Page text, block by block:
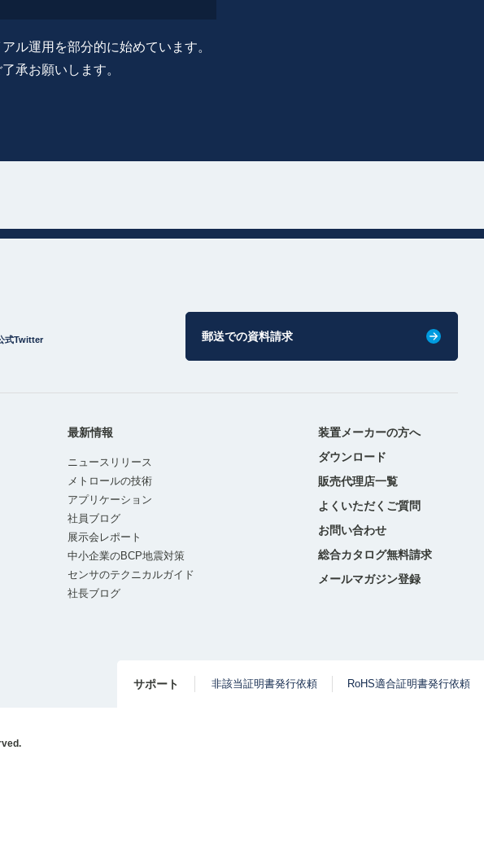
ル運用を部分的に始めています。
承お願いします。
式Twitter 郵送での資料請求
最新情報
ニュースリリース
メトロールの技術
アプリケーション
社員ブログ
展示会レポート
中小企業のBCP地震対策
センサのテクニカルガイド
社長ブログ
装置メーカーの方へ
ダウンロード
販売代理店一覧
よくいただくご質問
お問い合わせ
総合カタログ無料請求
メールマガジン登録
サポート 非該当証明書発行依頼 RoHS適合証明書発行依頼